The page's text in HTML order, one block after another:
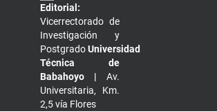
Editorial:
Vicerrectorado de
Investigación y
PostgradoUniversidad
Técnica de
Babahoyo | Av.
Universitaria, Km.
2,5 vía Flores